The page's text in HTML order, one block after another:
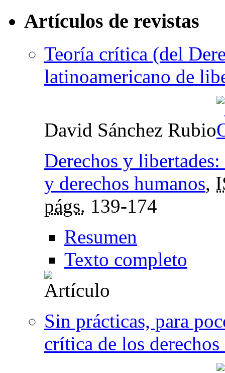
Artículos de revistas
Teoría crítica (del
latinoamericano de
David Sánchez Rubio
Derechos y
y derechos humanos,
págs. 139-174
Resumen
Texto completo
Sin prácticas, para
crítica de los derechos